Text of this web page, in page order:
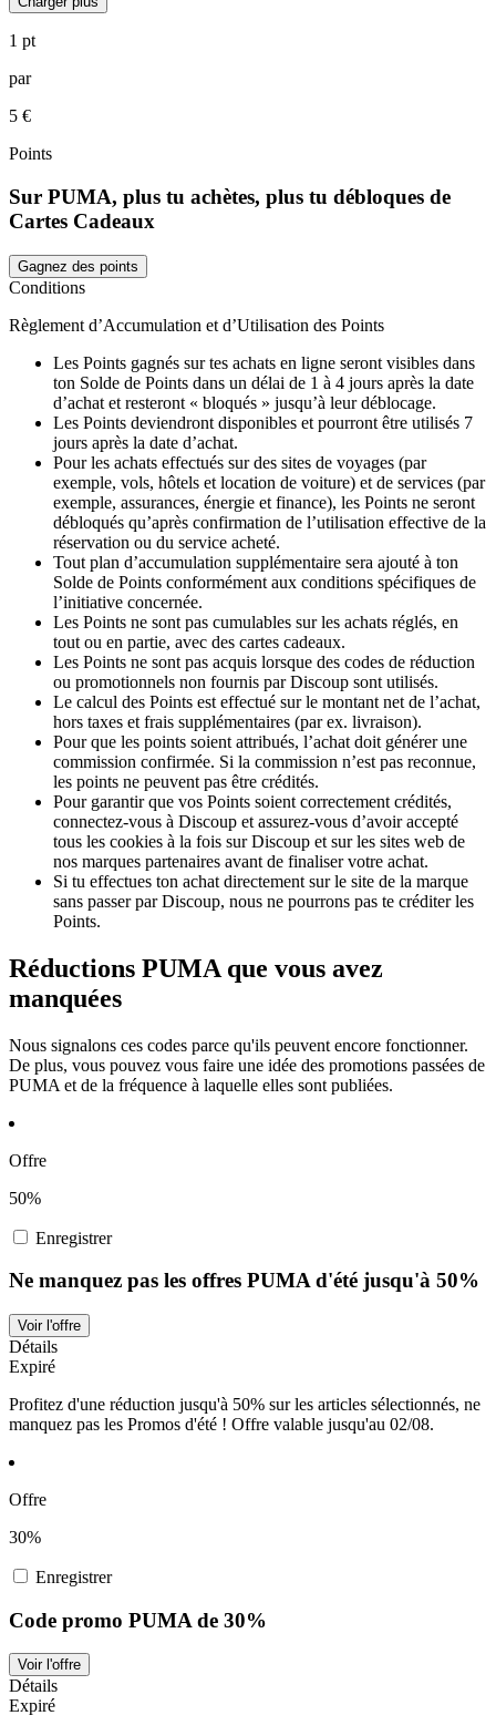
1 pt
par
5 €
Points
Sur PUMA, plus tu achètes, plus tu débloques de
Cartes Cadeaux
Gagnez des points
Conditions
Règlement d’Accumulation et d’Utilisation des Points
Les Points gagnés sur tes achats en ligne seront visibles dans
ton Solde de Points dans un délai de 1 à 4 jours après la date
d’achat et resteront « bloqués » jusqu’à leur déblocage.
Les Points deviendront disponibles et pourront être utilisés 7
jours après la date d’achat.
Pour les achats effectués sur des sites de voyages (par
exemple, vols, hôtels et location de voiture) et de services (par
exemple, assurances, énergie et finance), les Points ne seront
débloqués qu’après confirmation de l’utilisation effective de la
réservation ou du service acheté.
Tout plan d’accumulation supplémentaire sera ajouté à ton
Solde de Points conformément aux conditions spécifiques de
l’initiative concernée.
Les Points ne sont pas cumulables sur les achats réglés, en
tout ou en partie, avec des cartes cadeaux.
Les Points ne sont pas acquis lorsque des codes de réduction
ou promotionnels non fournis par Discoup sont utilisés.
Le calcul des Points est effectué sur le montant net de l’achat,
hors taxes et frais supplémentaires (par ex. livraison).
Pour que les points soient attribués, l’achat doit générer une
commission confirmée. Si la commission n’est pas reconnue,
les points ne peuvent pas être crédités.
Pour garantir que vos Points soient correctement crédités,
connectez-vous à Discoup et assurez-vous d’avoir accepté
tous les cookies à la fois sur Discoup et sur les sites web de
nos marques partenaires avant de finaliser votre achat.
Si tu effectues ton achat directement sur le site de la marque
sans passer par Discoup, nous ne pourrons pas te créditer les
Points.
Réductions PUMA que vous avez
manquées
Nous signalons ces codes parce qu'ils peuvent encore fonctionner.
De plus, vous pouvez vous faire une idée des promotions passées de
PUMA et de la fréquence à laquelle elles sont publiées.
Offre
50%
Enregistrer
Ne manquez pas les offres PUMA d'été jusqu'à 50%
Voir l'offre
Détails
Expiré
Profitez d'une réduction jusqu'à 50% sur les articles sélectionnés, ne
manquez pas les Promos d'été ! Offre valable jusqu'au 02/08.
Offre
30%
Enregistrer
Code promo PUMA de 30%
Voir l'offre
Détails
Expiré